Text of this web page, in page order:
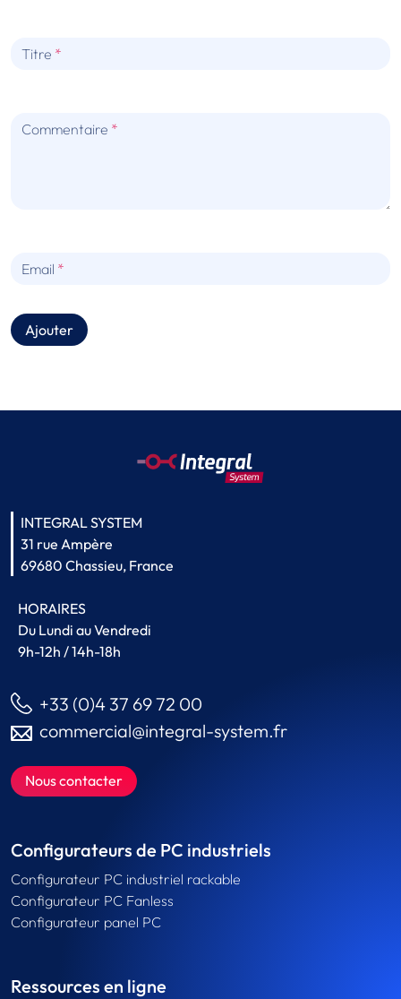
Titre
Commentaire
Email
Ajouter
INTEGRAL SYSTEM
31 rue Ampère
69680 Chassieu, France
HORAIRES
Du Lundi au Vendredi
9h-12h / 14h-18h
+33 (0)4 37 69 72 00
commercial@integral-system.fr
Nous contacter
Configurateurs de PC industriels
Configurateur PC industriel rackable
Configurateur PC Fanless
Configurateur panel PC
Ressources en ligne